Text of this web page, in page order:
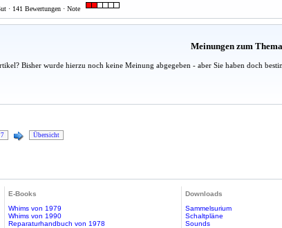
· 141 Bewertungen · Note
Meinungen zum Thema
Bisher wurde hierzu noch keine Meinung abgegeben - aber Sie haben doch
7 Übersicht
E-Books
Whims von 1979
Whims von 1990
Reparaturhandbuch von 1978
Downloads
Sammelsurium
Schaltpläne
Sounds